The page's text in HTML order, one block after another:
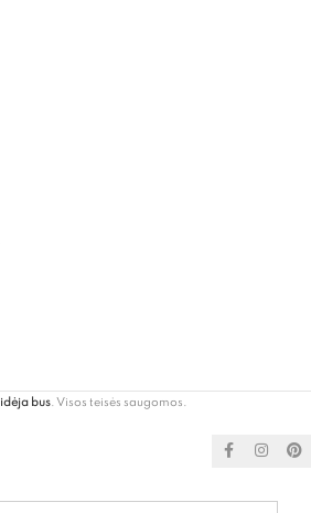
idėja bus . Visos teisės saugomos.